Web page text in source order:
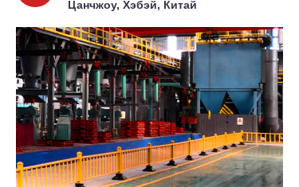
Цанчжоу, Хэбэй, Китай